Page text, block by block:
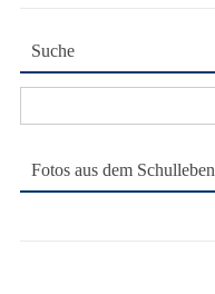
Suche
nach:
Fotos aus dem Schulleben